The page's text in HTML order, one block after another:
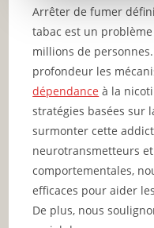
Arrêter de fumer
tabac est un
millions de
profondeur les
dépendance à la
stratégies basées sur
surmonter cette
neurotransmetteurs
comportementales,
efficaces pour aider
De plus, nous